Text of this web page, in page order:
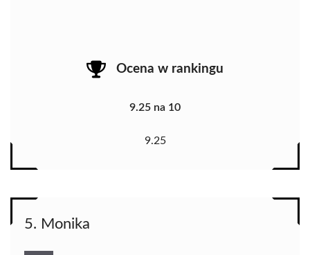
Ocena w rankingu
9.25 na 10
9.25
5. Monika